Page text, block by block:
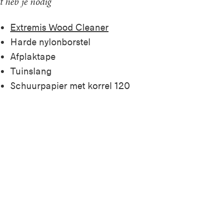
Extremis Wood Cleaner
Harde nylonborstel
Afplaktape
Tuinslang
Schuurpapier met korrel 120